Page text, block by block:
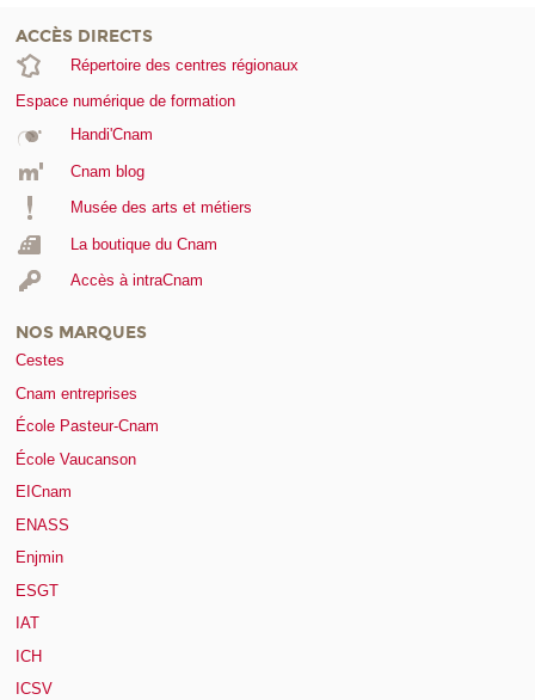
ACCÈS DIRECTS
Répertoire des centres régionaux
Espace numérique de formation
Handi'Cnam
Cnam blog
Musée des arts et métiers
La boutique du Cnam
Accès à intraCnam
NOS MARQUES
Cestes
Cnam entreprises
École Pasteur-Cnam
École Vaucanson
EICnam
ENASS
Enjmin
ESGT
IAT
ICH
ICSV